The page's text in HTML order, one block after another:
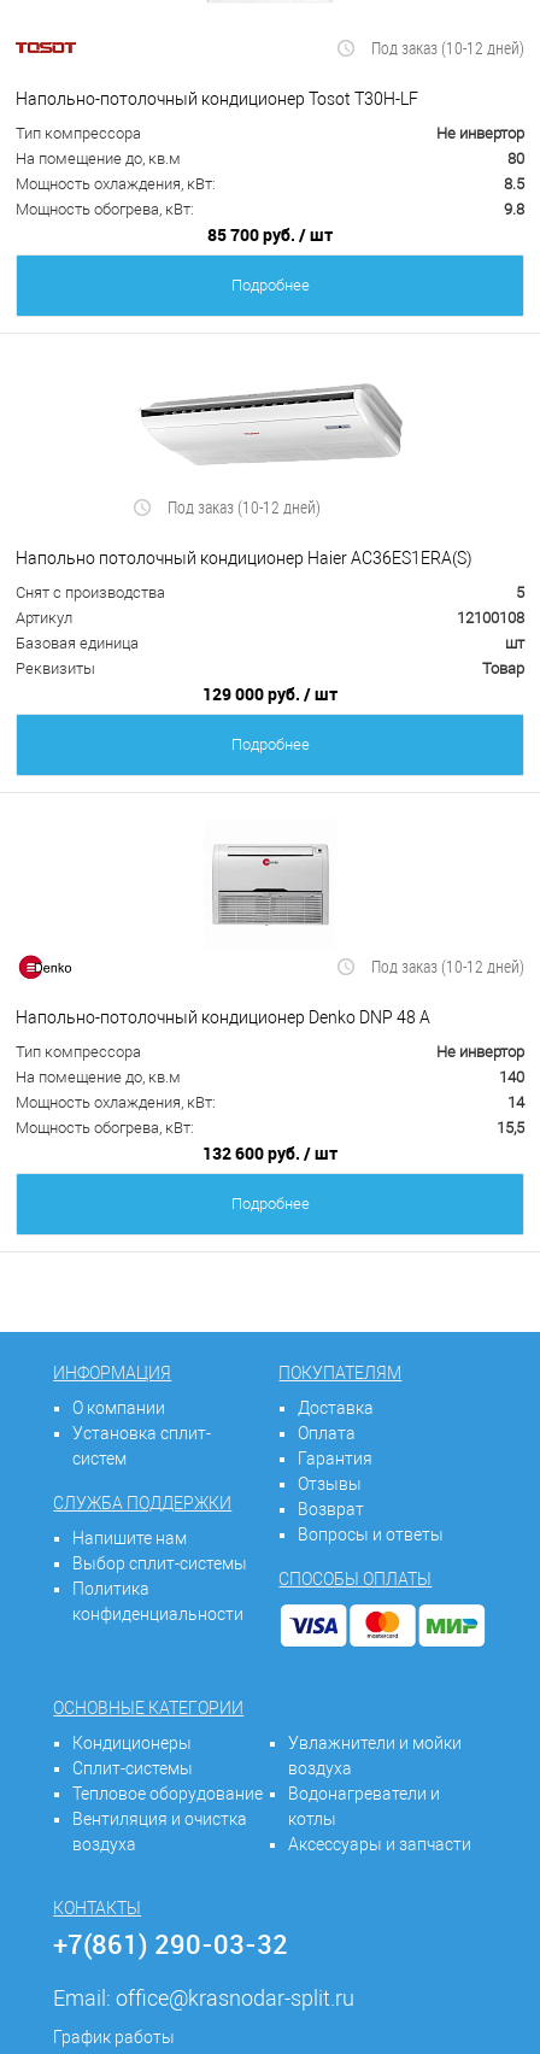
Под заказ (10-12 дней)
Напольно-потолочный кондиционер Tosot T30H-LF
Тип компрессора
Не инвертор
На помещение до, кв.м
80
Мощность охлаждения, кВт:
8.5
Мощность обогрева, кВт:
9.8
85 700 руб. / шт
Подробнее
Под заказ (10-12 дней)
Напольно потолочный кондиционер Haier AC36ES1ERA(S)
Снят с производства
5
Артикул
12100108
Базовая единица
шт
Реквизиты
Товар
129 000 руб. / шт
Подробнее
Под заказ (10-12 дней)
Напольно-потолочный кондиционер Denko DNP 48 А
Тип компрессора
Не инвертор
На помещение до, кв.м
140
Мощность охлаждения, кВт:
14
Мощность обогрева, кВт:
15,5
132 600 руб. / шт
Подробнее
ИНФОРМАЦИЯ
О компании
Установка сплит-
систем
СЛУЖБА ПОДДЕРЖКИ
Напишите нам
Выбор сплит-системы
Политика
конфиденциальности
ПОКУПАТЕЛЯМ
Доставка
Оплата
Гарантия
Отзывы
Возврат
Вопросы и ответы
СПОСОБЫ ОПЛАТЫ
ОСНОВНЫЕ КАТЕГОРИИ
Кондиционеры
Сплит-системы
Тепловое оборудование
Вентиляция и очистка
воздуха
Увлажнители и мойки
воздуха
Водонагреватели и
котлы
Аксессуары и запчасти
КОНТАКТЫ
+7(861) 290-03-32
Email:office@krasnodar-split.ru
График работы